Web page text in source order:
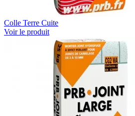
Colle Terre Cuite
Voir le produit